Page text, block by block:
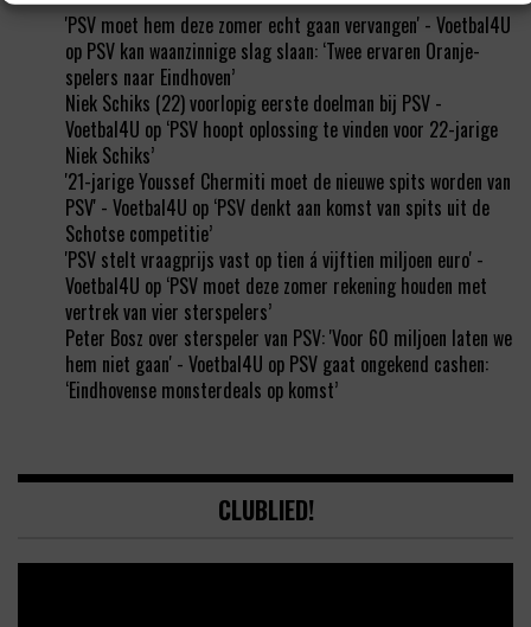
'PSV moet hem deze zomer echt gaan vervangen' - Voetbal4U
op PSV kan waanzinnige slag slaan: ‘Twee ervaren Oranje-
spelers naar Eindhoven’
Niek Schiks (22) voorlopig eerste doelman bij PSV -
Voetbal4U op ‘PSV hoopt oplossing te vinden voor 22-jarige
Niek Schiks’
'21-jarige Youssef Chermiti moet de nieuwe spits worden van
PSV' - Voetbal4U op ‘PSV denkt aan komst van spits uit de
Schotse competitie’
'PSV stelt vraagprijs vast op tien á vijftien miljoen euro' -
Voetbal4U op ‘PSV moet deze zomer rekening houden met
vertrek van vier sterspelers’
Peter Bosz over sterspeler van PSV: 'Voor 60 miljoen laten we
hem niet gaan' - Voetbal4U op PSV gaat ongekend cashen:
‘Eindhovense monsterdeals op komst’
CLUBLIED!